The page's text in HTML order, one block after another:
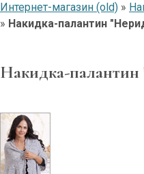
Интернет-магазин (old) »
» Накидка-палантин
Накидка-